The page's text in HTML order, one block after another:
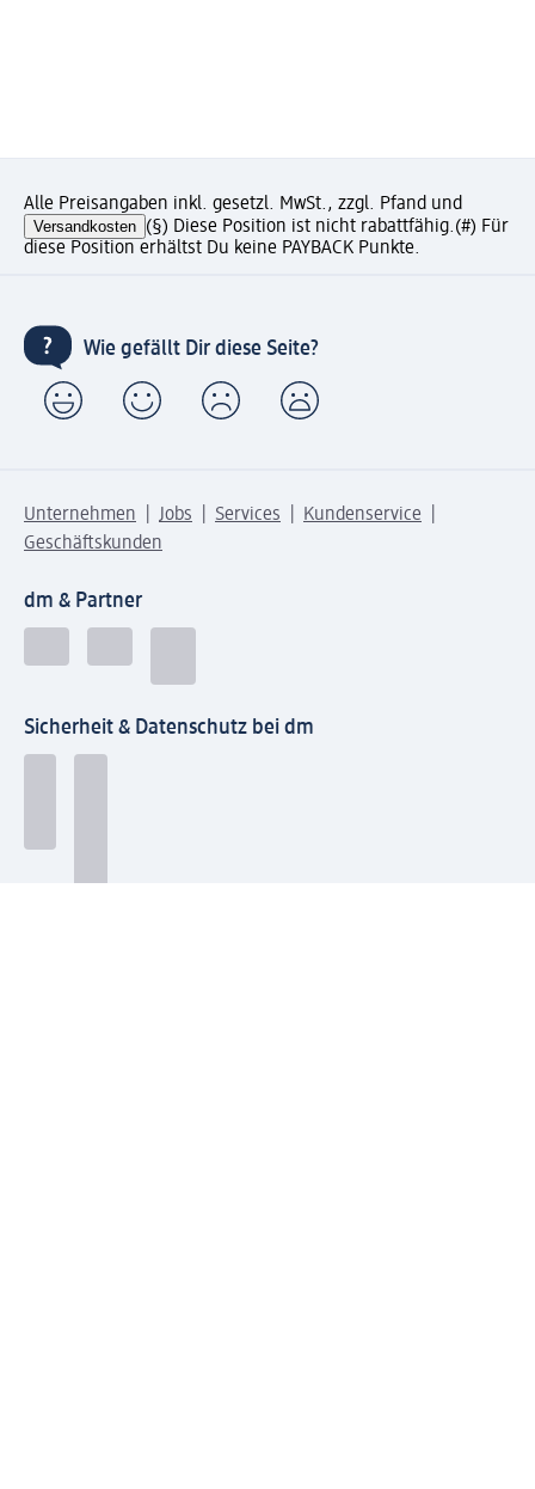
Alle Preisangaben inkl. gesetzl. MwSt., zzgl. Pfand und
Versandkosten (§) Diese Position ist nicht rabattfähig.(#) Für
diese Position erhältst Du keine PAYBACK Punkte.
Wie gefällt Dir diese Seite?
Unternehmen Jobs Services
Kundenservice
Geschäftskunden
dm & Partner
Sicherheit & Datenschutz bei dm